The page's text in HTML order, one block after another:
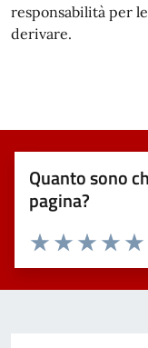
responsabilità per
derivare.
Quanto sono
pagina?
Valuta
Valuta 3
Valuta 2 stelle
Valuta 1 stelle su 5